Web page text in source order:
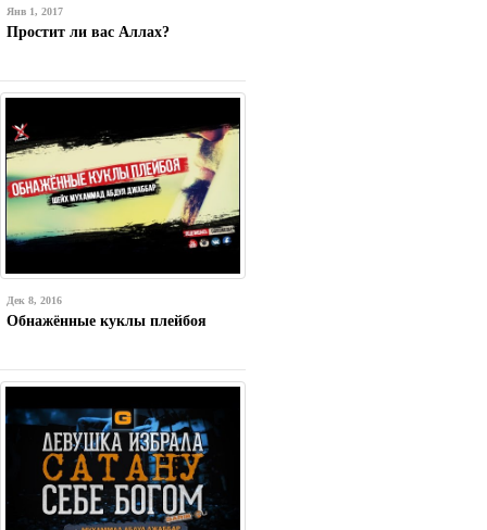
Янв 1, 2017
Простит ли вас Аллах?
Дек 8, 2016
Обнажённые куклы плейбоя